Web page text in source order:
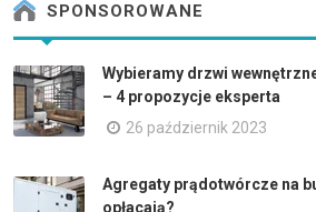
SPONSOROWANE
Wybieramy drzwi
– 4 propozycje eksperta
26 październik 2023
Agregaty prądotwórcze na
opłacają?